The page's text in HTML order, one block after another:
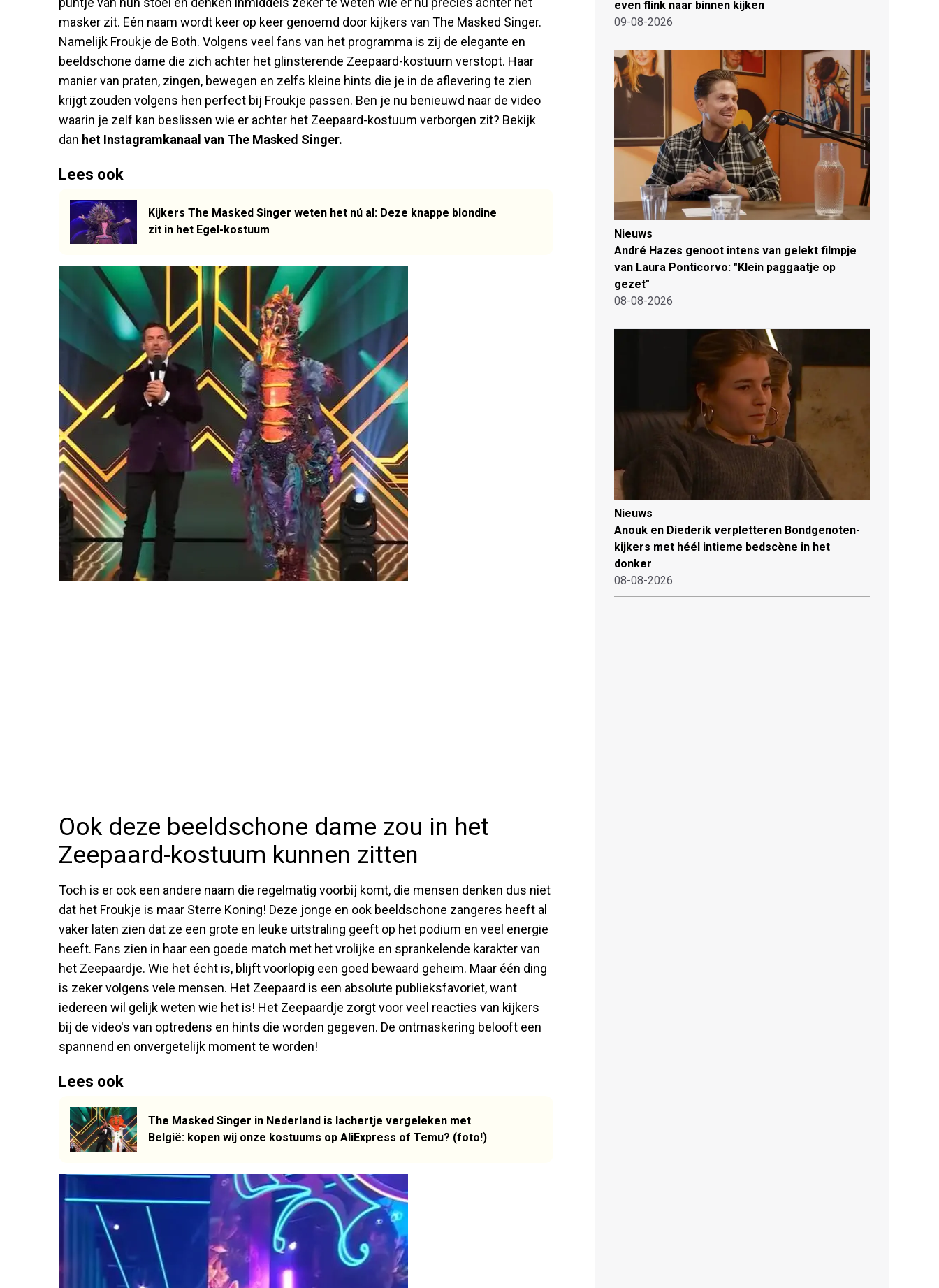
masker zit. Eén naam wordt keer op keer genoemd door kijkers van The Masked Singer.
Namelijk Froukje de Both. Volgens veel fans van het programma is zij de elegante en
beeldschone dame die zich achter het glinsterende Zeepaard-kostuum verstopt. Haar
manier van praten, zingen, bewegen en zelfs kleine hints die je in de aflevering te zien
krijgt zouden volgens hen perfect bij Froukje passen. Ben je nu benieuwd naar de video
waarin je zelf kan beslissen wie er achter het Zeepaard-kostuum verborgen zit? Bekijk
dan het Instagramkanaal van The Masked Singer.
Lees ook
Kijkers The Masked Singer weten het nú al: Deze knappe blondine
zit in het Egel-kostuum
Ook deze beeldschone dame zou in het
Zeepaard-kostuum kunnen zitten
Toch is er ook een andere naam die regelmatig voorbij komt, die mensen denken dus niet
dat het Froukje is maar Sterre Koning! Deze jonge en ook beeldschone zangeres heeft al
vaker laten zien dat ze een grote en leuke uitstraling geeft op het podium en veel energie
heeft. Fans zien in haar een goede match met het vrolijke en sprankelende karakter van
het Zeepaardje. Wie het écht is, blijft voorlopig een goed bewaard geheim. Maar één ding
is zeker volgens vele mensen. Het Zeepaard is een absolute publieksfavoriet, want
iedereen wil gelijk weten wie het is! Het Zeepaardje zorgt voor veel reacties van kijkers
bij de video's van optredens en hints die worden gegeven. De ontmaskering belooft een
spannend en onvergetelijk moment te worden!
Lees ook
The Masked Singer in Nederland is lachertje vergeleken met
België: kopen wij onze kostuums op AliExpress of Temu? (foto!)
even flink naar binnen kijken
09-08-2026
Nieuws
André Hazes genoot intens van gelekt filmpje
van Laura Ponticorvo: "Klein paggaatje op
gezet"
08-08-2026
Nieuws
Anouk en Diederik verpletteren Bondgenoten-
kijkers met héél intieme bedscène in het
donker
08-08-2026